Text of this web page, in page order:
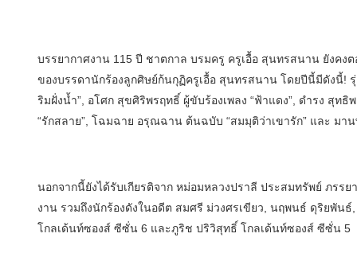
บรรยากาศงาน 115 ปี ชาตกาล บรมครู ครูเอื้อ สุนทรสนาน ยังค
ของบรรดานักร้องลูกศิษย์ก้นกุฏิครูเอื้อ สุนทรสนาน โดยปีนี้มีดังนี้!
ริมฝั่งน้ำ”, อโศก สุขศิริพรฤทธิ์ ผู้ขับร้องเพลง “ฟ้าแดง”, ดำรง สุท
“รักสลาย”, โฉมฉาย อรุณฉาน ต้นฉบับ “สมมุติว่าเขารัก” และ มา
นอกจากนี้ยังได้รับเกียรติจาก หม่อมหลวงปราลี ประสมทรัพย์ ภรร
งาน รวมถึงนักร้องดังในอดีต สมศรี ม่วงศรเขียว, นฤพนธ์ ดุริยพั
โกลเด้นท์ซองส์ ซีซั่น 6 และภูริช ปริวิสุทธิ์ โกลเด้นท์ซองส์ ซีซั่น 5